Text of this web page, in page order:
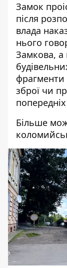
Замок
після
влада
нього
Замкова, а
фрагменти
зброї чи
Більше